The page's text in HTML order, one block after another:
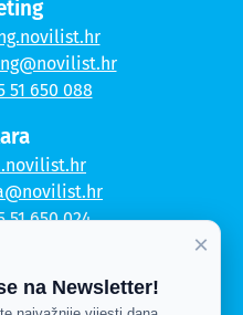
51 650 088
51 650 024
×
na Newsletter!